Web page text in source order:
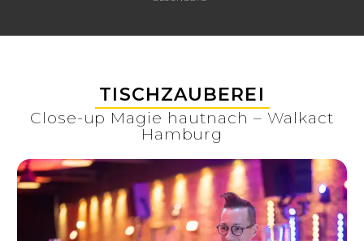
TISCHZAUBEREI
Close-up Magie hautnach – Walkact
Hamburg